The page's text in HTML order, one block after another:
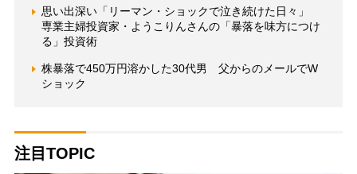
思い出深い「リーマン・ショックで泣き続けた日々」
専業主婦投資家・ようこりんさんの「暴落を味方につけ
る」投資術
株暴落で450万円溶かした30代男 父からのメールでW
ショック
注目TOPIC